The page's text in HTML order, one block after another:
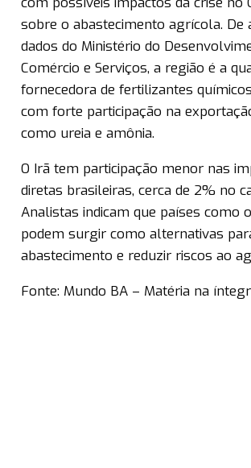
sobre o abastecimento agrícola. De
dados do Ministério do
Comércio e Serviços, a região é a
fornecedora de fertilizantes
com forte participação na
como ureia e amônia.
O Irã tem participação menor nas
diretas brasileiras, cerca de 2% no
Analistas indicam que países como
podem surgir como alternativas
abastecimento e reduzir riscos ao
Fonte: Mundo BA – Matéria na